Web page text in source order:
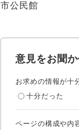
市公民館
意見をお聞
お求めの情報が十
十分だった
ページの構成や内